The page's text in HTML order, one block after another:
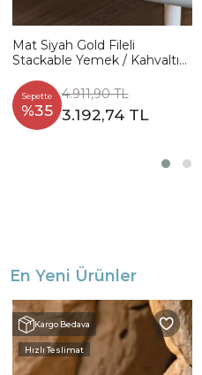
Mat Siyah Gold Fileli
Stackable Yemek / Kahvaltı
Sepette
%35
4.911,90 TL
3.192,74 TL
En Yeni Ürünler
Kargo Bedava
Hızlı Teslimat